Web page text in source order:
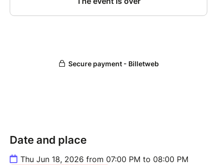
Date and place
Thu Jun 18, 2026 from 07:00 PM to 08:00 PM